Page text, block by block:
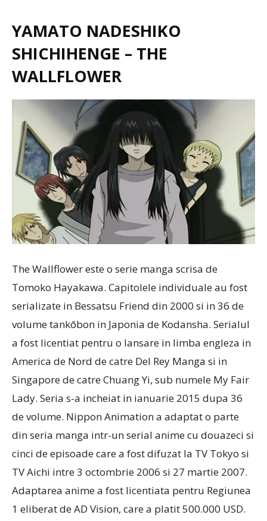
YAMATO NADESHIKO
SHICHIHENGE – THE
WALLFLOWER
The Wallflower este o serie manga scrisa de
Tomoko Hayakawa. Capitolele individuale au fost
serializate in Bessatsu Friend din 2000 si in 36 de
volume tankōbon in Japonia de Kodansha. Serialul
a fost licentiat pentru o lansare in limba engleza in
America de Nord de catre Del Rey Manga si in
Singapore de catre Chuang Yi, sub numele My Fair
Lady. Seria s-a incheiat in ianuarie 2015 dupa 36
de volume. Nippon Animation a adaptat o parte
din seria manga intr-un serial anime cu douazeci si
cinci de episoade care a fost difuzat la TV Tokyo si
TV Aichi intre 3 octombrie 2006 si 27 martie 2007.
Adaptarea anime a fost licentiata pentru Regiunea
1 eliberat de AD Vision, care a platit 500.000 USD.